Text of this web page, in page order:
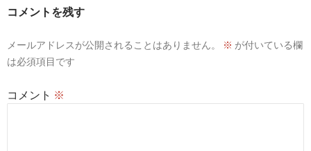
シ
ン
コメントを残す
メールアドレスが公開されることはありません。 ※ が付いている欄
は必須項目です
コメント ※